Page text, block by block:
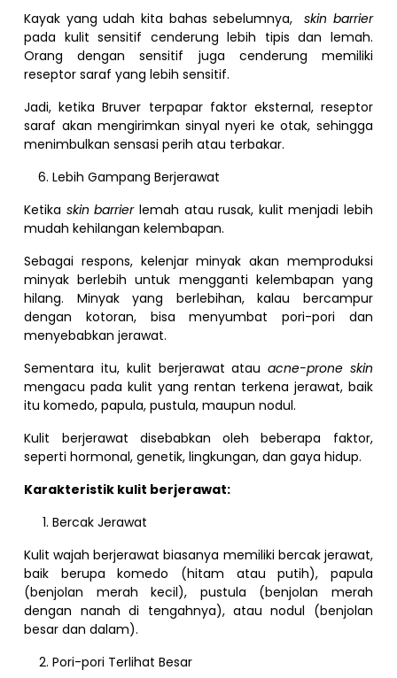
Kayak yang udah kita bahas sebelumnya,skin barrier
pada kulit sensitif cenderung lebih tipis dan lemah.
Orang dengan sensitif juga cenderung memiliki
reseptor saraf yang lebih sensitif.
Jadi, ketika Bruver terpapar faktor eksternal, reseptor
saraf akan mengirimkan sinyal nyeri ke otak, sehingga
menimbulkan sensasi perih atau terbakar.
Lebih Gampang Berjerawat
Ketika skin barrierlemah atau rusak, kulit menjadi lebih
mudah kehilangan kelembapan.
Sebagai respons, kelenjar minyak akan memproduksi
minyak berlebih untuk mengganti kelembapan yang
hilang. Minyak yang berlebihan, kalau bercampur
dengan kotoran, bisa menyumbat pori-pori dan
menyebabkan jerawat.
Sementara itu, kulit berjerawat atau acne-prone skin
mengacu pada kulit yang rentan terkena jerawat, baik
itu komedo, papula, pustula, maupun nodul.
Kulit berjerawat disebabkan oleh beberapa faktor,
seperti hormonal, genetik, lingkungan, dan gaya hidup.
Karakteristik kulit berjerawat:
Bercak Jerawat
Kulit wajah berjerawat biasanya memiliki bercak jerawat,
baik berupa komedo (hitam atau putih), papula
(benjolan merah kecil), pustula (benjolan merah
dengan nanah di tengahnya), atau nodul (benjolan
besar dan dalam).
Pori-pori Terlihat Besar